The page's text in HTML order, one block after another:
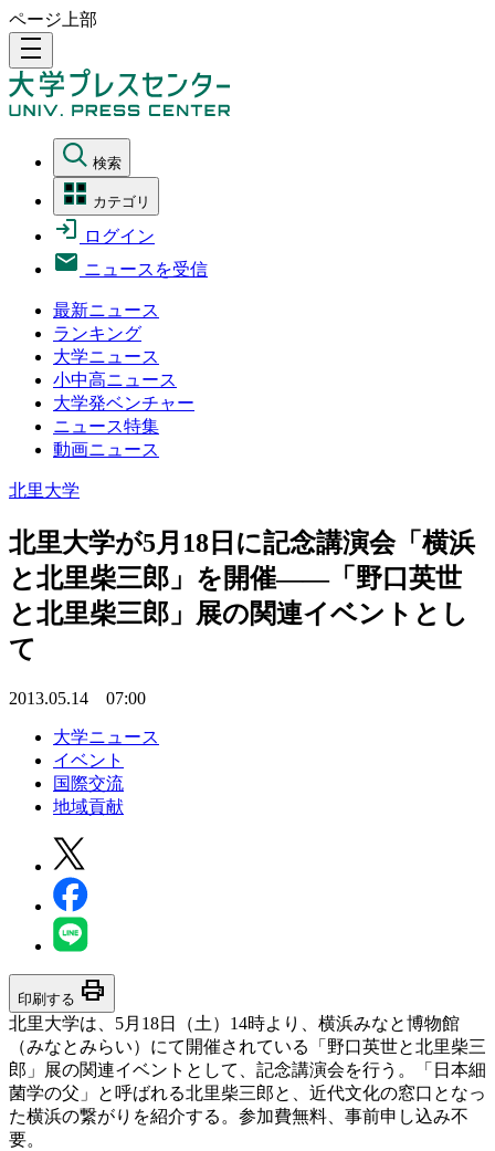
ページ上部
density_medium
検索
カテゴリ
ログイン
ニュースを受信
最新ニュース
ランキング
大学ニュース
小中高ニュース
大学発ベンチャー
ニュース特集
動画ニュース
北里大学
北里大学が5月18日に記念講演会「横浜
と北里柴三郎」を開催――「野口英世
と北里柴三郎」展の関連イベントとし
て
2013.05.14 07:00
大学ニュース
イベント
国際交流
地域貢献
印刷する print
北里大学は、5月18日（土）14時より、横浜みなと博物館
（みなとみらい）にて開催されている「野口英世と北里柴三
郎」展の関連イベントとして、記念講演会を行う。「日本細
菌学の父」と呼ばれる北里柴三郎と、近代文化の窓口となっ
た横浜の繋がりを紹介する。参加費無料、事前申し込み不
要。